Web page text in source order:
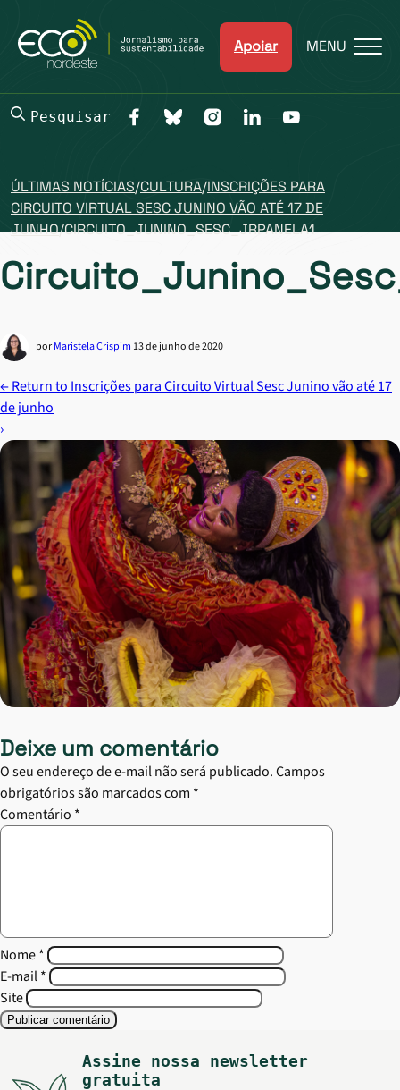
Apoiar MENU
Pesquisar
ÚLTIMAS NOTÍCIAS/CULTURA/INSCRIÇÕES PARA
CIRCUITO VIRTUAL SESC JUNINO VÃO ATÉ 17 DE
JUNHO/CIRCUITO_JUNINO_SESC_JRPANELA1
porMaristela Crispim 13 de junho de 2020
←Return to Inscrições para Circuito Virtual Sesc Junino vão até 17
de junho
›
Deixe um comentário
O seu endereço de e-mail não será publicado.Campos
obrigatórios são marcados com *
Comentário *
Nome*
E-mail*
Site
Assine nossa newsletter
gratuita